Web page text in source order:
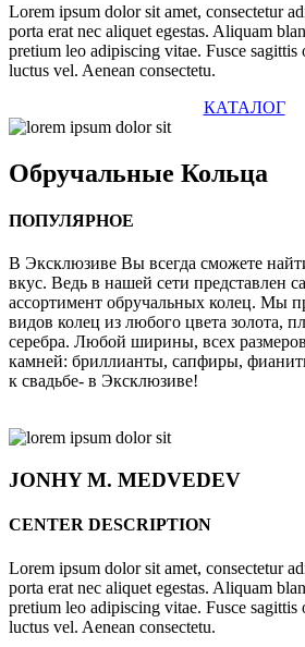
Lorem ipsum dolor sit amet, consectetur
porta erat nec aliquet egestas. Aliquam
pretium leo adipiscing vitae. Fusce sagittis
luctus vel. Aenean consectetu.
КАТАЛОГ
Обручальные Кольца
ПОПУЛЯРНОЕ
В Эксклюзиве Вы всегда сможете
вкус. Ведь в нашей сети представлен
ассортимент обручальных колец. Мы
видов колец из любого цвета золота,
серебра. Любой ширины, всех
камней: бриллианты, сапфиры,
к свадьбе- в Эксклюзиве!
JONHYM. MEDVEDEV
CENTER DESCRIPTION
Lorem ipsum dolor sit amet, consectetur
porta erat nec aliquet egestas. Aliquam
pretium leo adipiscing vitae. Fusce sagittis
luctus vel. Aenean consectetu.